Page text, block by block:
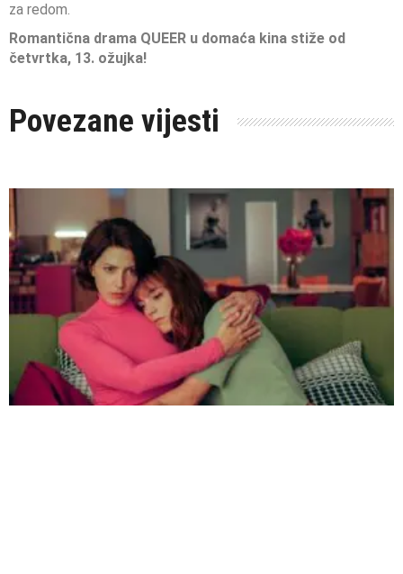
za redom.
Romantična drama QUEER u domaća kina stiže od
četvrtka, 13. ožujka!
Povezane vijesti